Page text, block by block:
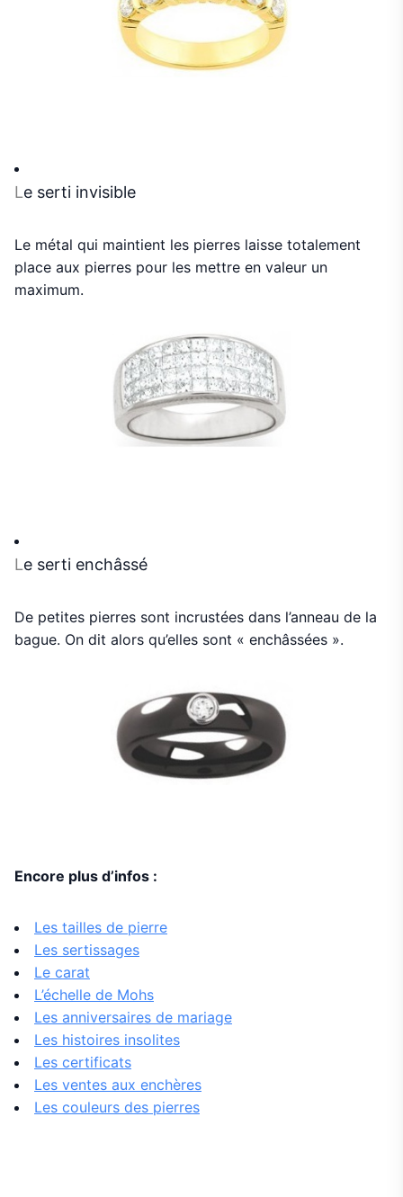
Le serti invisible
Le métal qui maintient les pierres laisse totalement
place aux pierres pour les mettre en valeur un
maximum.
Le serti enchâssé
De petites pierres sont incrustées dans l’anneau de la
bague. On dit alors qu’elles sont « enchâssées ».
Encore plus d’infos :
Les tailles de pierre
Les sertissages
Le carat
L’échelle de Mohs
Les anniversaires de mariage
Les histoires insolites
Les certificats
Les ventes aux enchères
Les couleurs des pierres